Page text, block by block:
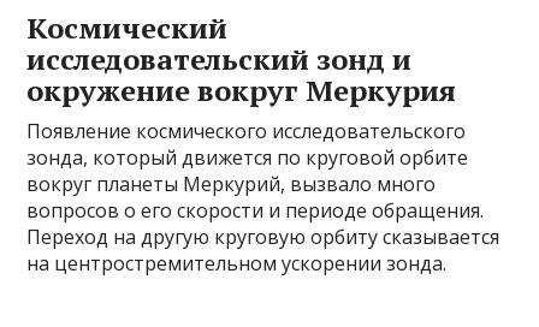
Космический
исследовательский зонд и
окружение вокруг Меркурия
Появление космического исследовательского
зонда, который движется по круговой орбите
вокруг планеты Меркурий, вызвало много
вопросов о его скорости и периоде обращения.
Переход на другую круговую орбиту сказывается
на центростремительном ускорении зонда.